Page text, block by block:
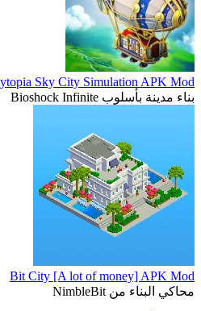
Sky City Simulation APK Mod
بناء مدينة بأسلوب Bioshock Infinite
Bit City [A lot of money] APK Mod
محاكي البناء من NimbleBit